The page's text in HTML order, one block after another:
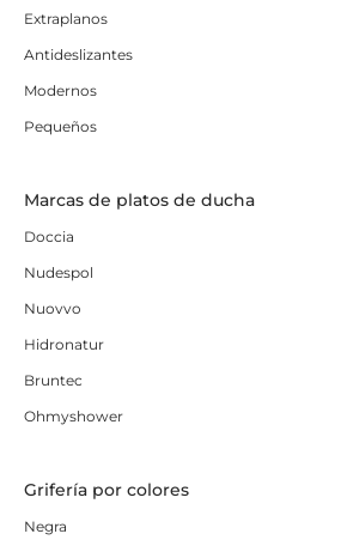
Extraplanos
Antideslizantes
Modernos
Pequeños
Marcas de platos de ducha
Doccia
Nudespol
Nuovvo
Hidronatur
Bruntec
Ohmyshower
Grifería por colores
Negra